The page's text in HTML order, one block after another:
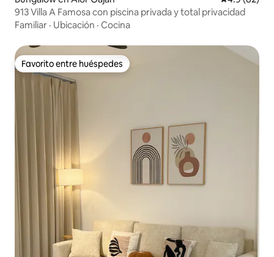
913 Villa A Famosa con piscina privada y total privacidad
Familiar · Ubicación · Cocina
Favorito entre huéspedes
Favorito entre huéspedes